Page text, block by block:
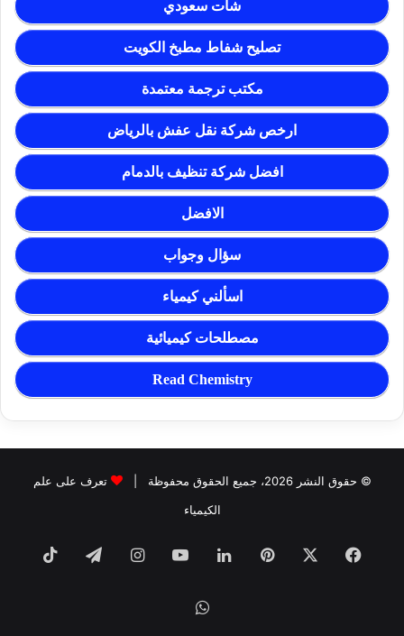
شات سعودي
تصليح شفاط مطبخ الكويت
مكتب ترجمة معتمدة
ارخص شركة نقل عفش بالرياض
افضل شركة تنظيف بالدمام
الافضل
سؤال وجواب
اسألني كيمياء
مصطلحات كيميائية
Read Chemistry
© حقوق النشر 2026، جميع الحقوق محفوظة |
تعرف على علم
الكيمياء
فيسبوك بينتيريستلينكدإن‫YouTubeانستقرامتيلقرام
واتساب